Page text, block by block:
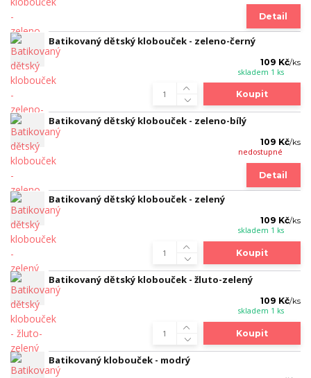
Detail
Batikovaný dětský klobouček - zeleno-černý
109 Kč/ks
skladem 1 ks
Koupit
Batikovaný dětský klobouček - zeleno-bílý
109 Kč/ks
nedostupné
Detail
Batikovaný dětský klobouček - zelený
109 Kč/ks
skladem 1 ks
Koupit
Batikovaný dětský klobouček - žluto-zelený
109 Kč/ks
skladem 1 ks
Koupit
Batikovaný klobouček - modrý